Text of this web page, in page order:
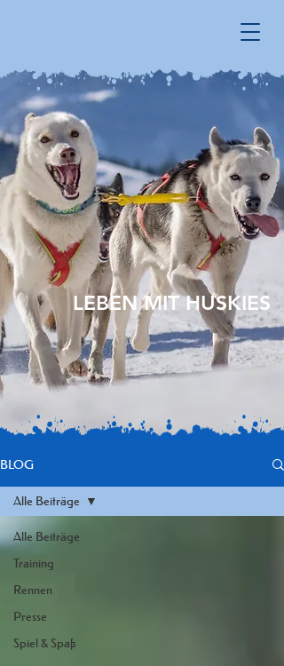
LEBEN MIT HUSKIES
BLOG
Alle Beiträge
Training
Rennen
Presse
Spiel & Spaß
Alle Beiträge